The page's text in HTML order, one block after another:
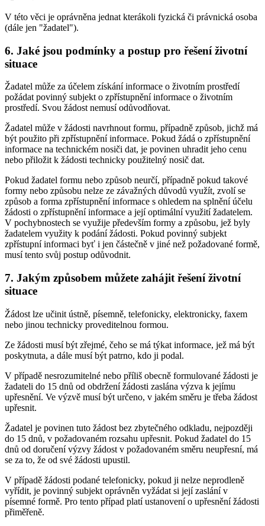
V této věci je oprávněna jednat kterákoli fyzická či právnická osoba
(dále jen "žadatel").
6. Jaké jsou podmínky a postup pro řešení životní
situace
Žadatel může za účelem získání informace o životním prostředí
požádat povinný subjekt o zpřístupnění informace o životním
prostředí. Svou žádost nemusí odůvodňovat.
Žadatel může v žádosti navrhnout formu, případně způsob, jichž má
být použito při zpřístupnění informace. Pokud žádá o zpřístupnění
informace na technickém nosiči dat, je povinen uhradit jeho cenu
nebo přiložit k žádosti technicky použitelný nosič dat.
Pokud žadatel formu nebo způsob neurčí, případně pokud takové
formy nebo způsobu nelze ze závažných důvodů využít, zvolí se
způsob a forma zpřístupnění informace s ohledem na splnění účelu
žádosti o zpřístupnění informace a její optimální využití žadatelem.
V pochybnostech se využije především formy a způsobu, jež byly
žadatelem využity k podání žádosti. Pokud povinný subjekt
zpřístupní informaci byť i jen částečně v jiné než požadované formě,
musí tento svůj postup odůvodnit.
7. Jakým způsobem můžete zahájit řešení životní
situace
Žádost lze učinit ústně, písemně, telefonicky, elektronicky, faxem
nebo jinou technicky proveditelnou formou.
Ze žádosti musí být zřejmé, čeho se má týkat informace, jež má být
poskytnuta, a dále musí být patrno, kdo ji podal.
V případě nesrozumitelné nebo příliš obecně formulované žádosti je
žadateli do 15 dnů od obdržení žádosti zaslána výzva k jejímu
upřesnění. Ve výzvě musí být určeno, v jakém směru je třeba žádost
upřesnit.
Žadatel je povinen tuto žádost bez zbytečného odkladu, nejpozději
do 15 dnů, v požadovaném rozsahu upřesnit. Pokud žadatel do 15
dnů od doručení výzvy žádost v požadovaném směru neupřesní, má
se za to, že od své žádosti upustil.
V případě žádosti podané telefonicky, pokud ji nelze neprodleně
vyřídit, je povinný subjekt oprávněn vyžádat si její zaslání v
písemné formě. Pro tento případ platí ustanovení o upřesnění žádosti
přiměřeně.